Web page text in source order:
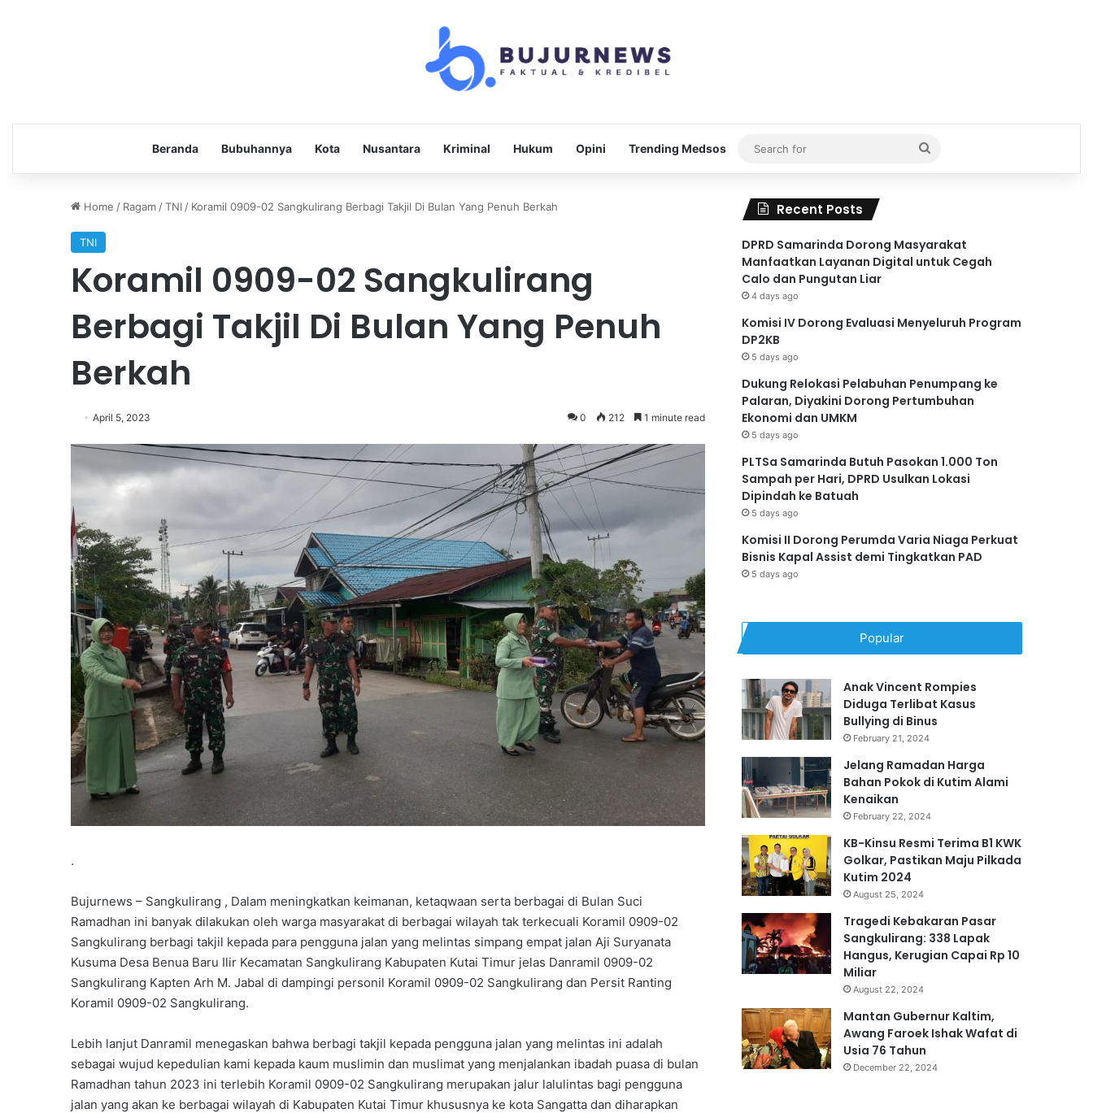
Beranda Bubuhannya Kota Nusantara Kriminal Hukum Opini Trending Medsos
Search
for
Home / Ragam /TNI / Koramil 0909-02 Sangkulirang Berbagi Takjil Di Bulan Yang Penuh Berkah
TNI
Koramil 0909-02 Sangkulirang
Berbagi Takjil Di Bulan Yang Penuh
Berkah
April 5, 2023 0 212 1 minute read
.
Bujurnews – Sangkulirang , Dalam meningkatkan keimanan, ketaqwaan serta berbagai di Bulan Suci
Ramadhan ini banyak dilakukan oleh warga masyarakat di berbagai wilayah tak terkecuali Koramil 0909-02
Sangkulirang berbagi takjil kepada para pengguna jalan yang melintas simpang empat jalan Aji Suryanata
Kusuma Desa Benua Baru Ilir Kecamatan Sangkulirang Kabupaten Kutai Timur jelas Danramil 0909-02
Sangkulirang Kapten Arh M. Jabal di dampingi personil Koramil 0909-02 Sangkulirang dan Persit Ranting
Koramil 0909-02 Sangkulirang.
Lebih lanjut Danramil menegaskan bahwa berbagi takjil kepada pengguna jalan yang melintas ini adalah
sebagai wujud kepedulian kami kepada kaum muslimin dan muslimat yang menjalankan ibadah puasa di bulan
Ramadhan tahun 2023 ini terlebih Koramil 0909-02 Sangkulirang merupakan jalur lalulintas bagi pengguna
jalan yang akan ke berbagai wilayah di Kabupaten Kutai Timur khususnya ke kota Sangatta dan diharapkan
Recent Posts
DPRD Samarinda Dorong Masyarakat
Manfaatkan Layanan Digital untuk Cegah
Calo dan Pungutan Liar
4 days ago
Komisi IV Dorong Evaluasi Menyeluruh Program
DP2KB
5 days ago
Dukung Relokasi Pelabuhan Penumpang ke
Palaran, Diyakini Dorong Pertumbuhan
Ekonomi dan UMKM
5 days ago
PLTSa Samarinda Butuh Pasokan 1.000 Ton
Sampah per Hari, DPRD Usulkan Lokasi
Dipindah ke Batuah
5 days ago
Komisi II Dorong Perumda Varia Niaga Perkuat
Bisnis Kapal Assist demi Tingkatkan PAD
5 days ago
Popular
Anak Vincent Rompies
Diduga Terlibat Kasus
Bullying di Binus
February 21, 2024
Jelang Ramadan Harga
Bahan Pokok di Kutim Alami
Kenaikan
February 22, 2024
KB-Kinsu Resmi Terima B1 KWK
Golkar, Pastikan Maju Pilkada
Kutim 2024
August 25, 2024
Tragedi Kebakaran Pasar
Sangkulirang: 338 Lapak
Hangus, Kerugian Capai Rp 10
Miliar
August 22, 2024
Mantan Gubernur Kaltim,
Awang Faroek Ishak Wafat di
Usia 76 Tahun
December 22, 2024